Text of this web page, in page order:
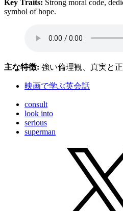
Key Traits: Strong moral code,
symbol of hope.
主な特徴: 強い倫理観、真実と
映画で学ぶ英会話
consult
look into
serious
superman